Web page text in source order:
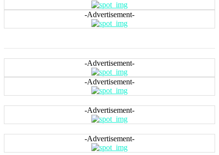
-Advertisement-
-Advertisement-
-Advertisement-
-Advertisement-
-Advertisement-